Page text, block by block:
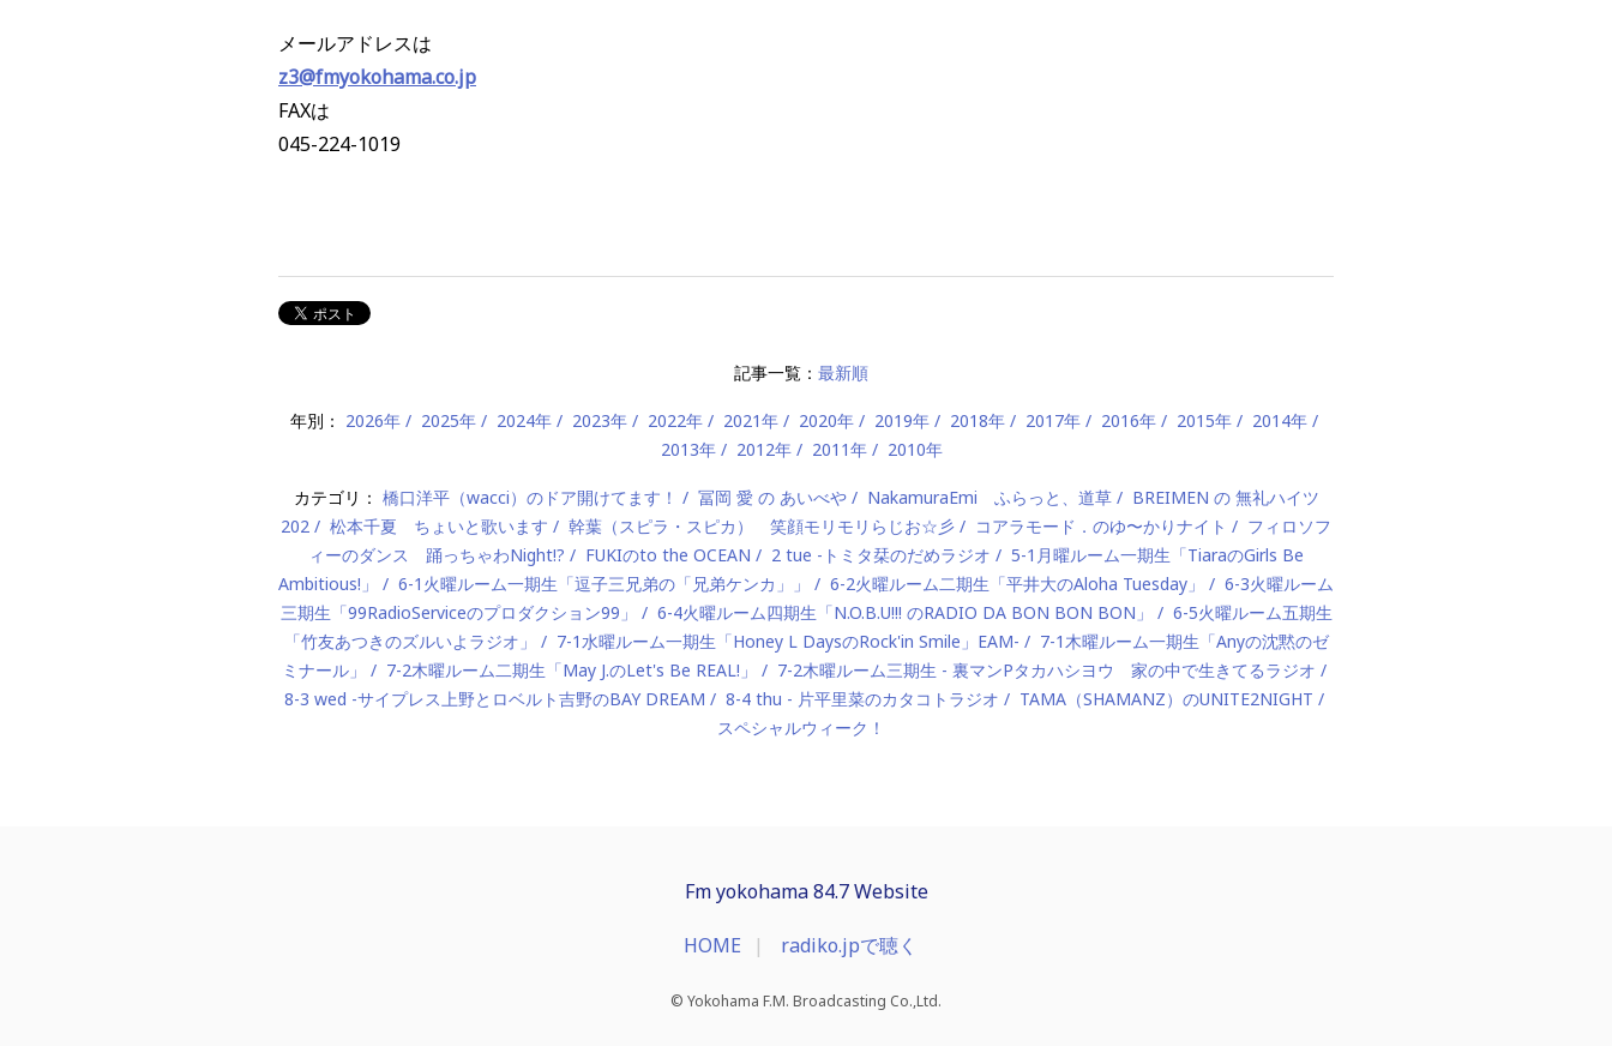
メールアドレスは
z3@fmyokohama.co.jp
FAXは
045-224-1019
記事一覧： 最新順
年別： 2026年 2025年 2024年 2023年 2022年 2021年 2020年 2019年 2018年 2017年 2016年 2015年
2014年
2013年
2012年 2011年 2010年
カテゴリ： 橋口洋平（wacci）のドア開けてます！ 冨岡 愛 の あいべや NakamuraEmi ふらっと、道草
BREIMEN の 無礼ハイツ
202
松本千夏 ちょいと歌います 幹葉（スピラ・スピカ） 笑顔モリモリらじお☆彡 コアラモード．のゆ〜かりナイト
フィロソフ
ィーのダンス 踊っちゃわNight!?
FUKIのto the OCEAN 2 tue -トミタ栞のだめラジオ
5-1月曜ルーム一期生「TiaraのGirls Be
Ambitious!」
6-1火曜ルーム一期生「逗子三兄弟の「兄弟ケンカ」」 6-2火曜ルーム二期生「平井大のAloha Tuesday」
6-3火曜ルーム
三期生「99RadioServiceのプロダクション99」
6-4火曜ルーム四期生「N.O.B.U!!! のRADIO DA BON BON BON」
6-5火曜ルーム五期生
「竹友あつきのズルいよラジオ」
7-1水曜ルーム一期生「Honey L DaysのRock'in Smile」EAM-
7-1木曜ルーム一期生「Anyの沈黙のゼ
ミナール」
7-2木曜ルーム二期生「May J.のLet's Be REAL!」
7-2木曜ルーム三期生 - 裏マンPタカハシヨウ 家の中で生きてるラジオ
8-3 wed -サイプレス上野とロベルト吉野のBAY DREAM
8-4 thu - 片平里菜のカタコトラジオ
TAMA（SHAMANZ）のUNITE2NIGHT
スペシャルウィーク！
Fm yokohama 84.7 Website
HOME radiko.jpで聴く
© Yokohama F.M. Broadcasting Co.,Ltd.